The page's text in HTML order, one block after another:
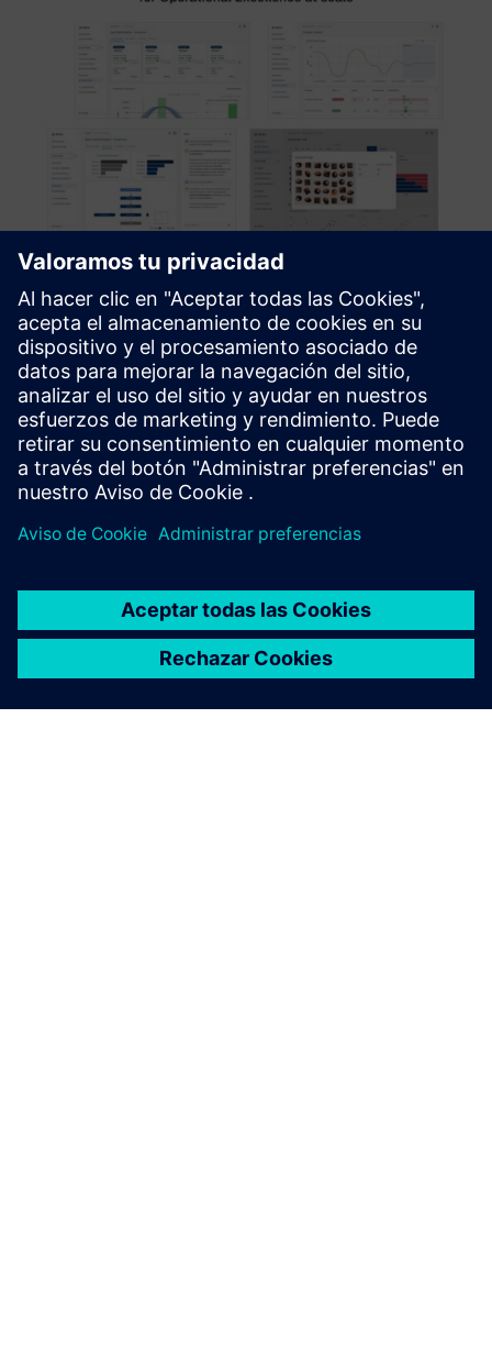
EthonAI Industrial AI Platform
Producir más con menos. Nuestra plataforma de IA
Industrial utiliza la IA causal para explicar las desviaciones
de los procesos en tiempo real. Cerramos la brecha entre
los datos sin procesar y el impacto directo en los KPI
median...
Más información